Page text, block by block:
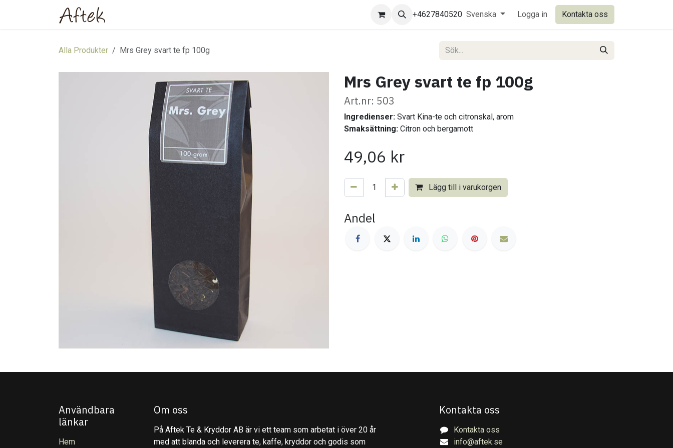
+4627840520 Svenska Logga in Kontakta oss
Alla Produkter Mrs Grey svart te fp 100g
Mrs Grey svart te fp 100g
Art.nr: 503
Ingredienser: Svart Kina-te och citronskal, arom
Smaksättning: Citron och bergamott
49,06 kr
Lägg till i varukorgen
Andel
Användbara
länkar
Hem
Om oss
På Aftek Te & Kryddor AB är vi ett team som arbetat i över 20 år
med att blanda och leverera te, kaffe, kryddor och godis som
Kontakta oss
Kontakta oss
info@aftek.se